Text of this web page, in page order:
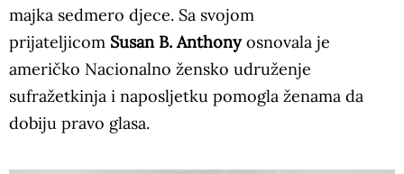
majka sedmero djece. Sa svojom
prijateljicom Susan B. Anthonyosnovala je
američko Nacionalno žensko udruženje
sufražetkinja i naposljetku pomogla ženama da
dobiju pravo glasa.